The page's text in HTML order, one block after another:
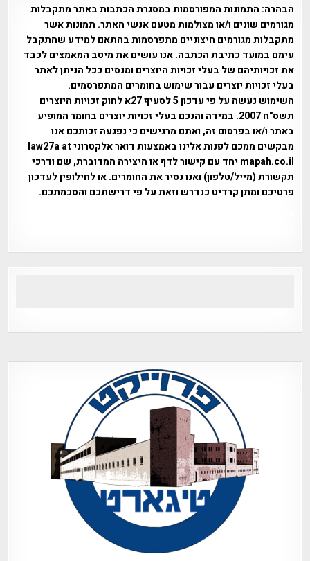
הבהרה: התמונות המפורסמות במסגרת הכתבות באתר מתקבלות
מגורמים שונים ו/או מצולמות מטעם אנשי האתר. תמונות אשר
מתקבלות מגורמים חיצוניים מתפרסמות בהתאם למידע שהתקבל
עימם במועד כתיבת הכתבה. אנו עושים את מיטב המאמצים לכבד
את זכויותיהם של בעלי זכויות היוצרים ומנסים ככל הניתן לאתר
בעלי זכויות יוצרים עבור שימוש בחומרים המתפרסמים.
השימוש נעשה על פי עדכון 5 לסעיף 27א לחוק זכויות היוצרים
תשס"ח 2007. במידה והנכם בעלי זכויות יוצרים בחומר המופיע
באתר ו/או בפרסום זה, ואתם מרגישים כי נפגעה זכותכם אנו
מבקשים ממכם לפנות אלינו באמצעות דואר אלקטרוני law27a at
mapah.co.il יחד עם קישור לדף או היצירה המדוברת, שם ודרכי
תקשורת (מייל/טלפון) ואנו נסיר את החומרים. או לחילופין לעדכון
פרטיכם ומתן קרדיט כנדרש וזאת על פי דרישתכם והסכמתכם.